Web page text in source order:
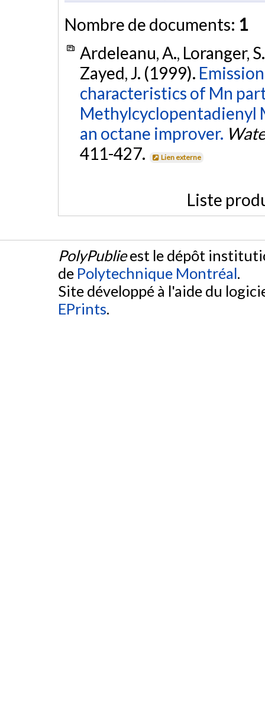
Nombre de documents: 1
Ardeleanu, A., Loranger,
Zayed, J. (1999).
characteristics of Mn
Methylcyclopentadienyl
an octane improver.
411-427.
Lien externe
Liste
PolyPublieest le dépôt
de Polytechnique Montréal.
Site développé à l'aide du
EPrints.